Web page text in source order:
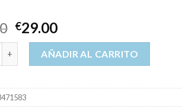
€29.00
cantidad
AÑADIR AL CARRITO